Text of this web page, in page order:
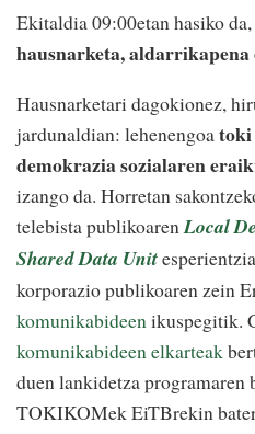
Ekitaldia 09:00etan hasiko
hausnarketa, aldarrikapena
Hausnarketari dagokionez,
jardunaldian: lehenengoatoki
demokrazia sozialaren
izango da. Horretan
telebista publikoarenLocal
Shared Data Unit
korporazio publikoaren zein
komunikabideenikuspegitik.
komunikabideen elkarteak
duen lankidetza programaren
TOKIKOMek EiTBrekin